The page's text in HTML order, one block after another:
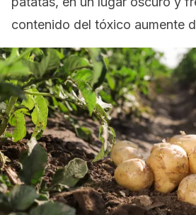
contenido del tóxico aumente